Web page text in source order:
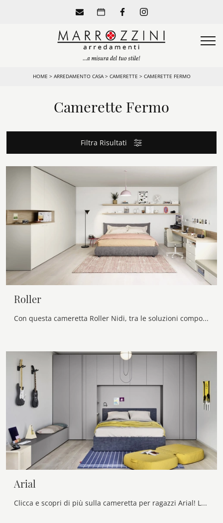
HOME > ARREDAMENTO CASA> CAMERETTE > CAMERETTE FERMO
Camerette Fermo
Filtra Risultati
Roller
Con questa cameretta Roller Nidi, tra le soluzioni componibili, potrai arredare stanze moderne per ragazzi.
Arial
Clicca e scopri di più sulla cameretta per ragazzi Arial! Le Camerette a ponte Nidi ti attendono.